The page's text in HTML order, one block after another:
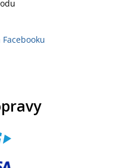
Facebooku